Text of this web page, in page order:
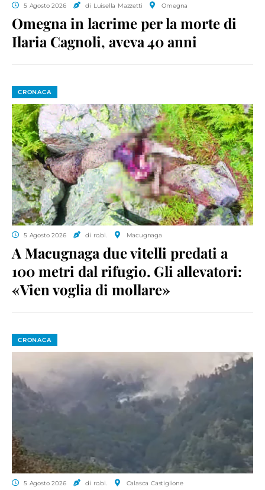
5 Agosto 2026 di Luisella Mazzetti Omegna
Omegna in lacrime per la morte di
Ilaria Cagnoli, aveva 40 anni
CRONACA
5 Agosto 2026 di ro.bi. Macugnaga
A Macugnaga due vitelli predati a
100 metri dal rifugio. Gli allevatori:
«Vien voglia di mollare»
CRONACA
5 Agosto 2026 di ro.bi. Calasca Castiglione